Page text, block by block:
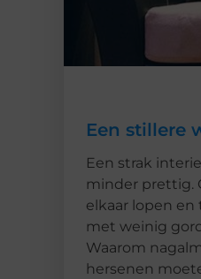
Een stillere
Een strak
minder prettig.
elkaar lopen
met weinig
Waarom
hersenen